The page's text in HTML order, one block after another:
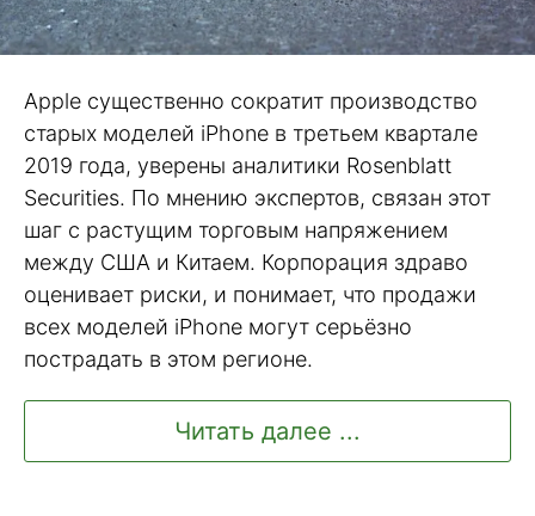
Apple существенно сократит производство
старых моделей iPhone в третьем квартале
2019 года, уверены аналитики Rosenblatt
Securities. По мнению экспертов, связан этот
шаг с растущим торговым напряжением
между США и Китаем. Корпорация здраво
оценивает риски, и понимает, что продажи
всех моделей iPhone могут серьёзно
пострадать в этом регионе.
Читать далее ...